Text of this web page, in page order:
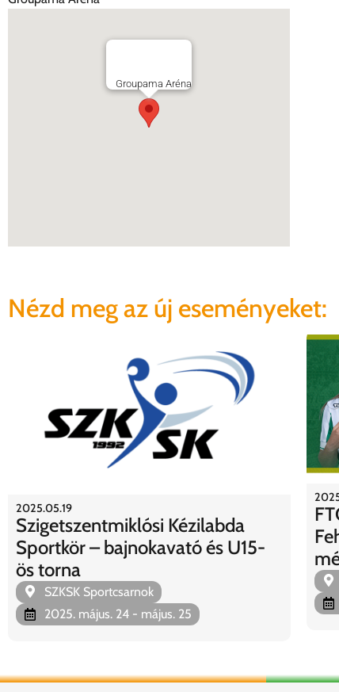
Groupama Aréna
Nézd meg az új eseményeket:
2025.05.19
Szigetszentmiklósi Kézilabda
Sportkör – bajnokavató és U15-
ös torna
SZKSK Sportcsarnok
2025. május. 24 - május. 25